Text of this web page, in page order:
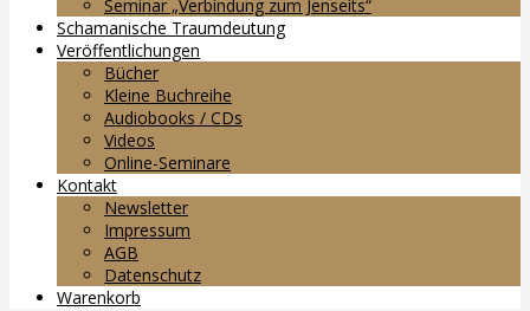
Seminar „Verbindung zum Jenseits“
Schamanische Traumdeutung
Veröffentlichungen
Bücher
Kleine Buchreihe
Audiobooks / CDs
Videos
Online-Seminare
Kontakt
Newsletter
Impressum
AGB
Datenschutz
Warenkorb